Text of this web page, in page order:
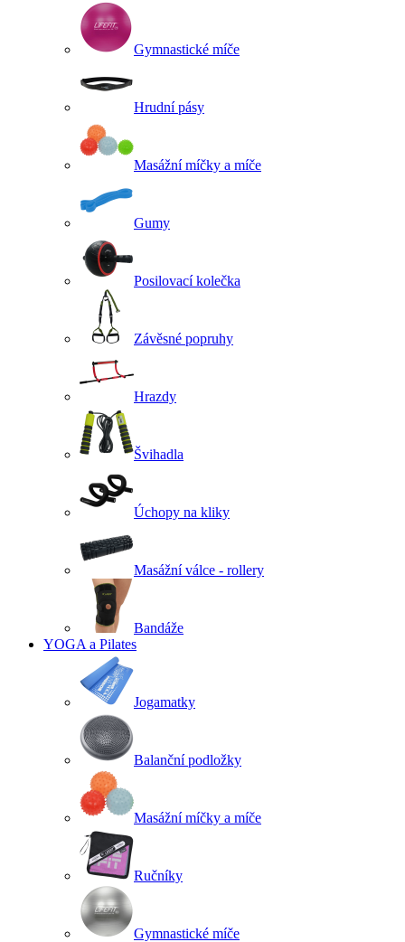
Gymnastické míče
Hrudní pásy
Masážní míčky a míče
Gumy
Posilovací kolečka
Závěsné popruhy
Hrazdy
Švihadla
Úchopy na kliky
Masážní válce - rollery
Bandáže
YOGA a Pilates
Jogamatky
Balanční podložky
Masážní míčky a míče
Ručníky
Gymnastické míče